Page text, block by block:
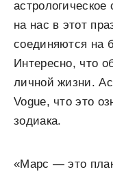
на нас в этот
соединяются на
Интересно, что
личной жизни.
Vogue, что это
зодиака.
«Марс — это